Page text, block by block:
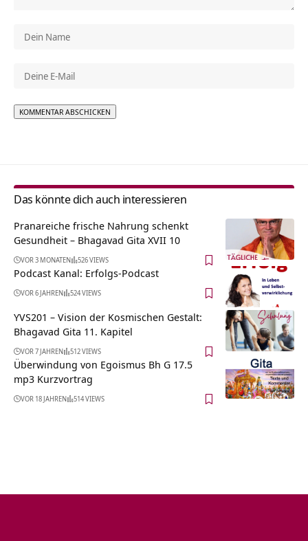
Das könnte dich auch interessieren
Pranareiche frische Nahrung schenkt
Gesundheit – Bhagavad Gita XVII 10
VOR 3 MONATEN 526 VIEWS
Podcast Kanal: Erfolgs-Podcast
VOR 6 JAHREN 524 VIEWS
YVS201 – Vision der Kosmischen Gestalt:
Bhagavad Gita 11. Kapitel
VOR 7 JAHREN 512 VIEWS
Überwindung von Egoismus Bh G 17.5
mp3 Kurzvortrag
VOR 18 JAHREN 514 VIEWS